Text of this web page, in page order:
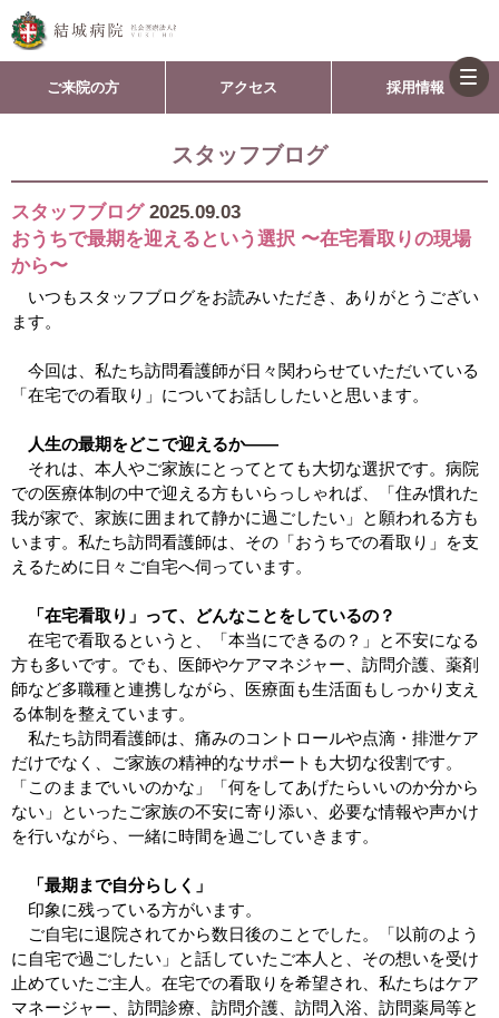
ご来院の方 アクセス 採用情報
スタッフブログ
スタッフブログ 2025.09.03
おうちで最期を迎えるという選択 〜在宅看取りの現場
から〜
いつもスタッフブログをお読みいただき、ありがとうござい
ます。
今回は、私たち訪問看護師が日々関わらせていただいている
「在宅での看取り」についてお話ししたいと思います。
人生の最期をどこで迎えるか――
それは、本人やご家族にとってとても大切な選択です。病院
での医療体制の中で迎える方もいらっしゃれば、「住み慣れた
我が家で、家族に囲まれて静かに過ごしたい」と願われる方も
います。私たち訪問看護師は、その「おうちでの看取り」を支
えるために日々ご自宅へ伺っています。
「在宅看取り」って、どんなことをしているの？
在宅で看取るというと、「本当にできるの？」と不安になる
方も多いです。でも、医師やケアマネジャー、訪問介護、薬剤
師など多職種と連携しながら、医療面も生活面もしっかり支え
る体制を整えています。
私たち訪問看護師は、痛みのコントロールや点滴・排泄ケア
だけでなく、ご家族の精神的なサポートも大切な役割です。
「このままでいいのかな」「何をしてあげたらいいのか分から
ない」といったご家族の不安に寄り添い、必要な情報や声かけ
を行いながら、一緒に時間を過ごしていきます。
「最期まで自分らしく」
印象に残っている方がいます。
ご自宅に退院されてから数日後のことでした。「以前のよう
に自宅で過ごしたい」と話していたご本人と、その想いを受け
止めていたご主人。在宅での看取りを希望され、私たちはケア
マネージャー、訪問診療、訪問介護、訪問入浴、訪問薬局等と